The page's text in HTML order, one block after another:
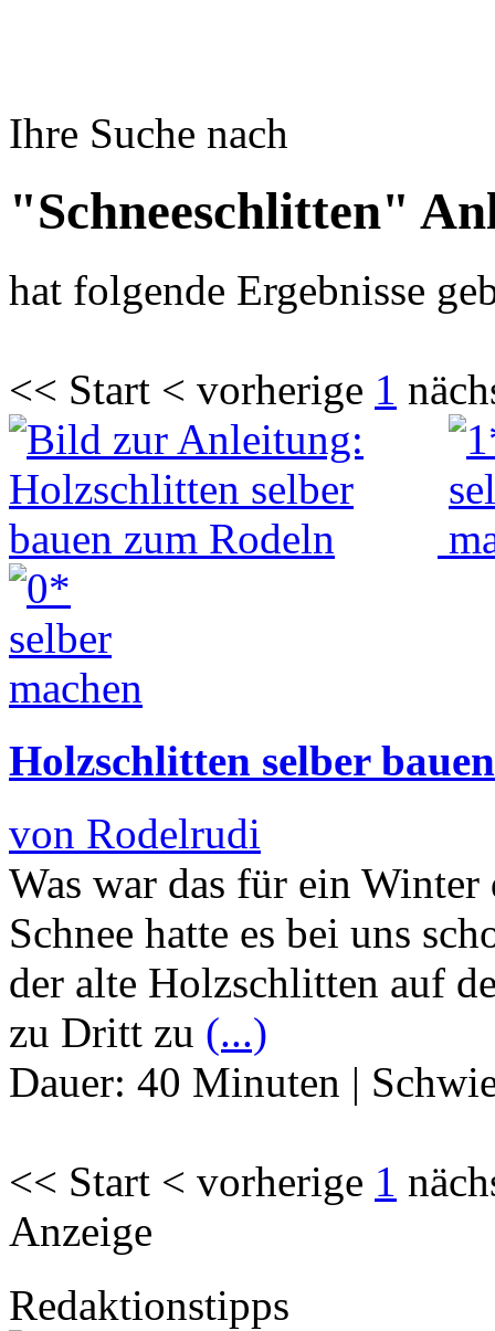
Ihre Suche nach
"Schneeschlitten"
hat folgende Ergebnisse
<< Start < vorherige 1
Holzschlitten selber
von Rodelrudi
Was war das für ein
Schnee hatte es bei uns
der alte Holzschlitten auf
zu Dritt zu (...)
Dauer: 40 Minuten |
<< Start < vorherige 1
Anzeige
Redaktionstipps